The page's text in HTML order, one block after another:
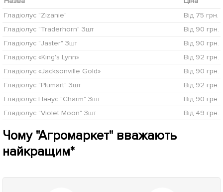
Гладіолус "Zizanie"
Від 75 грн.
Гладіолус "Traderhorn" 3шт
Від 90 грн.
Гладіолус "Jaster" 3шт
Від 90 грн.
Гладіолус «King's Lynn»
Від 92 грн.
Гладіолус «Jacksonville Gold»
Від 90 грн.
Гладіолус "Plumart" 3шт
Від 92 грн.
Гладіолус Нанус "Charm" 3шт
Від 90 грн.
Гладіолус "Violet Moon" 3шт
Від 49 грн.
Чому "Агромаркет" вважають
найкращим*